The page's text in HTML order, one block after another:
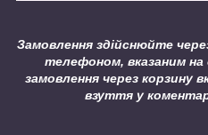
Замовлення здійснюйте
телефоном, вказаним на
замовлення через корзину
взуття у